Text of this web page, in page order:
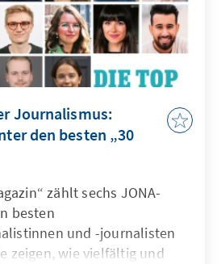
Journalismus:
den besten „30
zählt sechs JONA-
besten
und -journalisten
zeigen, wie vielfältig und